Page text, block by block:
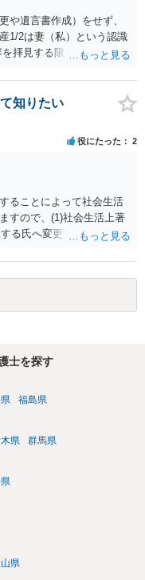
や遺言書作成）をせず、
1/2は妻（私）という認識
拝見する限りでは、その
自宅の評価額の１/２の代
知りたい
役にたった 2
ることによって社会生活
すので、(1)社会生活上著
る氏へ変更できればその
れた一切の事情が判断対
全て（ただし理路整然
ッシュバック」とのこと
の診断基準に合致した説
れるところです。、もし
ちろん法律知識も要求さ
料をしっかりと揃えて、
士を探す
福島県
県 群馬県
県